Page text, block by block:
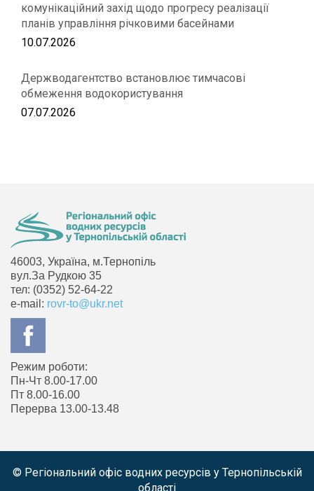
комунікаційний захід щодо прогресу реалізації
планів управління річковими басейнами
10.07.2026
Держводагентство встановлює тимчасові
обмеження водокористування
07.07.2026
46003, Україна, м.Тернопіль
вул.За Рудкою 35
тел: (0352) 52-64-22
e-mail: rovr-to@ukr.net
Режим роботи:
Пн-Чт 8.00-17.00
Пт 8.00-16.00
Перерва 13.00-13.48
© Регіональний офіс водних ресурсів у Тернопільській
області